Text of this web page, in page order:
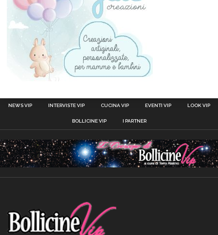
NEWS VIP INTERVISTE VIP CUCINA VIP EVENTI VIP LOOK VIP
BOLLICINE VIP I PARTNER